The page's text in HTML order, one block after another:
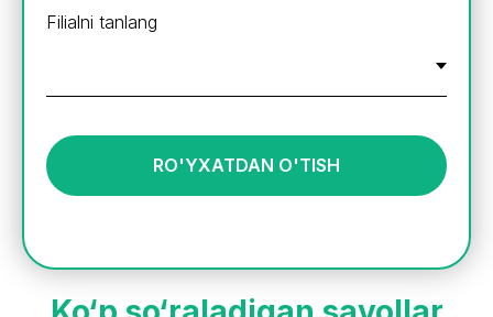
Filialni tanlang
RO'YXATDAN O'TISH